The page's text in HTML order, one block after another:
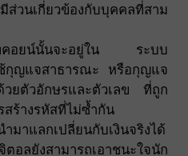
วนเกี่ยวข้องกับบุคคลที่สาม
ทคอยน์นั้นจะอยู่ใน ระบบ
กุญแจสาธารณะ หรือกุญแจ
ยตัวอักษรและตัวเลข ที่ถูก
ร้างรหัสที่ไม่ซ้ำกัน
มาแลกเปลี่ยนกับเงินจริงได้
อลยังสามารถเอาชนะใจนัก